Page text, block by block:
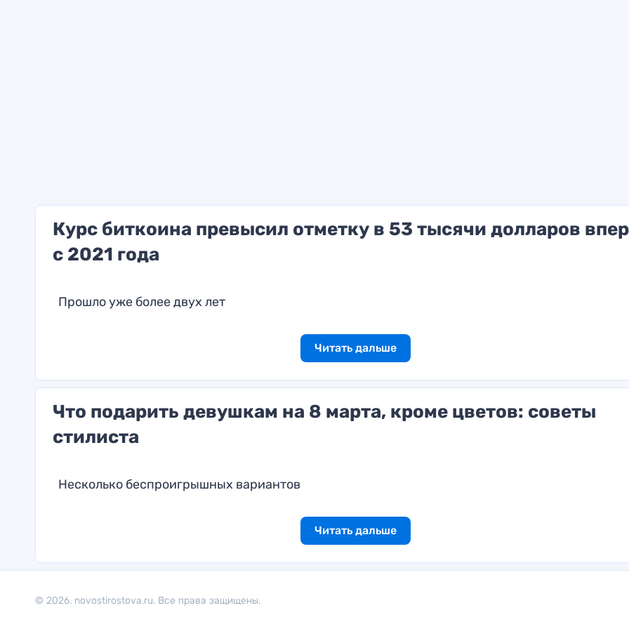
Курс биткоина превысил отметку в 53 тысячи долларов
с 2021 года
Прошло уже более двух лет
Читать дальше
Что подарить девушкам на 8 марта, кроме цветов: советы
стилиста
Несколько беспроигрышных вариантов
Читать дальше
© 2026. novostirostova.ru. Все права защищены.